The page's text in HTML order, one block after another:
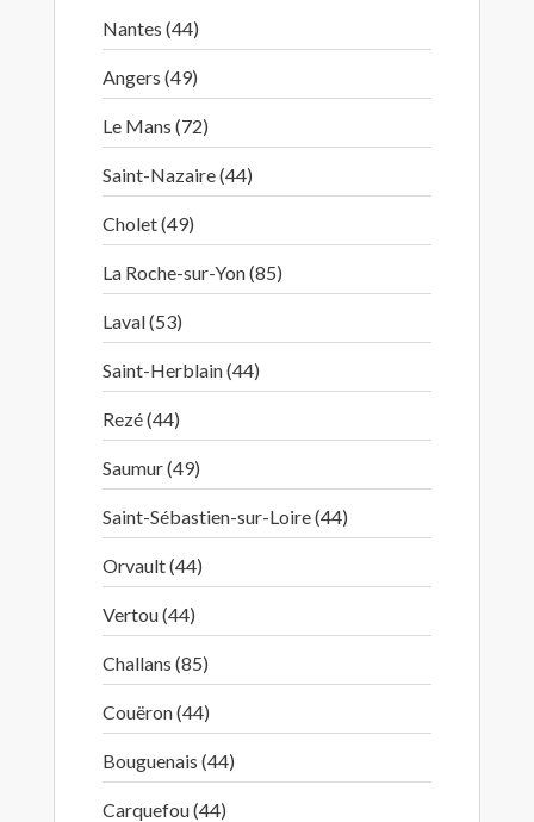
Nantes (44)
Angers (49)
Le Mans (72)
Saint-Nazaire (44)
Cholet (49)
La Roche-sur-Yon (85)
Laval (53)
Saint-Herblain (44)
Rezé (44)
Saumur (49)
Saint-Sébastien-sur-Loire (44)
Orvault (44)
Vertou (44)
Challans (85)
Couëron (44)
Bouguenais (44)
Carquefou (44)